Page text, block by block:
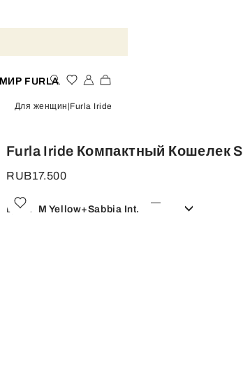
МИР FURLA
Для женщин Furla Iride
Furla Iride Компактный Кошелек S
RUB17.500
Цвет: M Yellow+sabbia Int.